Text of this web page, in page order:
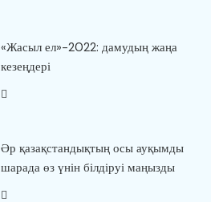
«Жасыл ел»-2022: дамудың жаңа
кезеңдері
Әр қазақстандықтың осы ауқымды
шарада өз үнін білдіруі маңызды